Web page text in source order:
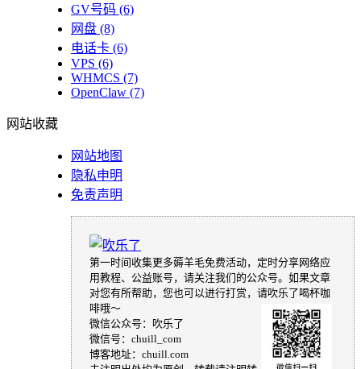
GV号码 (6)
网盘 (8)
电话卡 (6)
VPS (6)
WHMCS (7)
OpenClaw (7)
网站收藏
网站地图
隐私申明
免责声明
第一时间收集更多薅羊毛免费活动，定时分享网络应
用教程、公益账号，请关注我们的公众号。如果文章
对您有所帮助，您也可以进行打赏，请吹乐了喝杯咖
啡哦～
微信公众号：吹乐了
微信号：chuill_com
博客地址：chuill.com